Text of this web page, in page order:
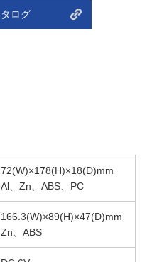
ログ
72(W)×178(H)×18(D)mm
Al、Zn、ABS、PC
166.3(W)×89(H)×47(D)mm
Zn、ABS